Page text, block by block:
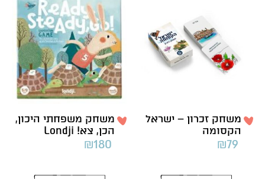
משחק זכרון – ישראל
הקסומה
₪79
משחק משפחתי היכון,
הכן, צא! Londji
₪180